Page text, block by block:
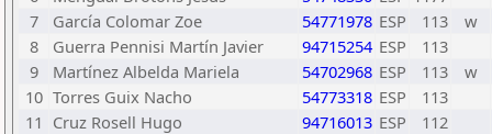
7
García Colomar Zoe 54771978 ESP 113
w
8
Guerra Pennisi Martín Javier 94715254 ESP
113
9
Martínez Albelda Mariela 54702968 ESP 113
w
10 Torres Guix Nacho 54773318 ESP
113
11 Cruz Rosell Hugo 94716013 ESP
112